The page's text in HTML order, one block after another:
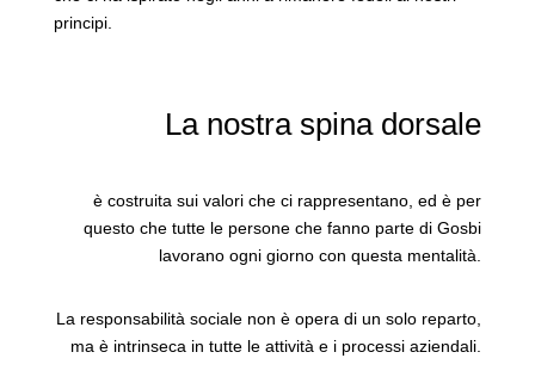
principi.
La nostra spina dorsale
è costruita sui valori che ci rappresentano, ed è per
questo che tutte le persone che fanno parte di Gosbi
lavorano ogni giorno con questa mentalità.
La responsabilità sociale non è opera di un solo reparto,
ma è intrinseca in tutte le attività e i processi aziendali.